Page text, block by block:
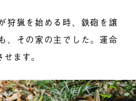
狩猟を始める時、鉄砲を譲
、その家の主でした。運命
ます。